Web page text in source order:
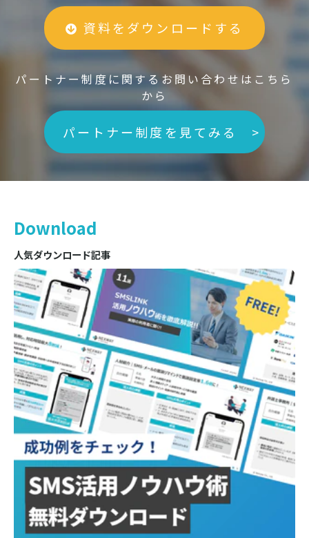
資料をダウンロードする
パートナー制度に関するお問い合わせはこちら
から
パートナー制度を見てみる >
Download
人気ダウンロード記事